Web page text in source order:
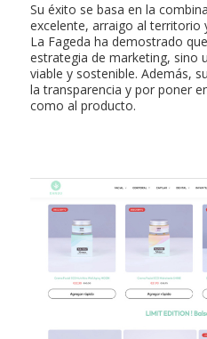
Su éxito se basa en la
excelente, arraigo al territorio
La Fageda ha demostrado
estrategia de marketing, sino
viable y sostenible. Además,
la transparencia y por poner
como al producto.